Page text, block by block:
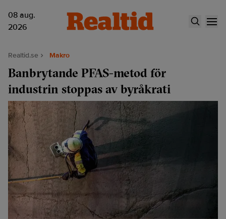
08 aug.
2026
Realtid.se Makro
Banbrytande PFAS-metod för
industrin stoppas av byråkrati